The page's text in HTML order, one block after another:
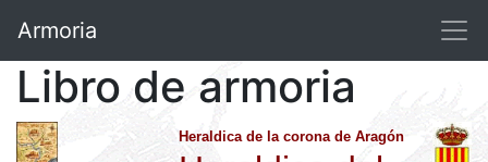
Armoria
Libro de armoria
Heraldica de la corona de Aragón